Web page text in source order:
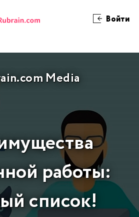
Войти
Media
работы:
список!